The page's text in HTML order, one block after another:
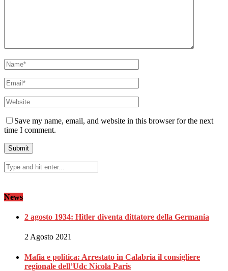
Save my name, email, and website in this browser for the next
time I comment.
News
2 agosto 1934: Hitler diventa dittatore della Germania
2 Agosto 2021
Mafia e politica: Arrestato in Calabria il consigliere
regionale dell’Udc Nicola Paris